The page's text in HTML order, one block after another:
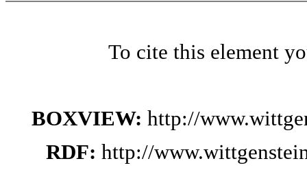
To cite this element
BOXVIEW: http://
RDF: http://